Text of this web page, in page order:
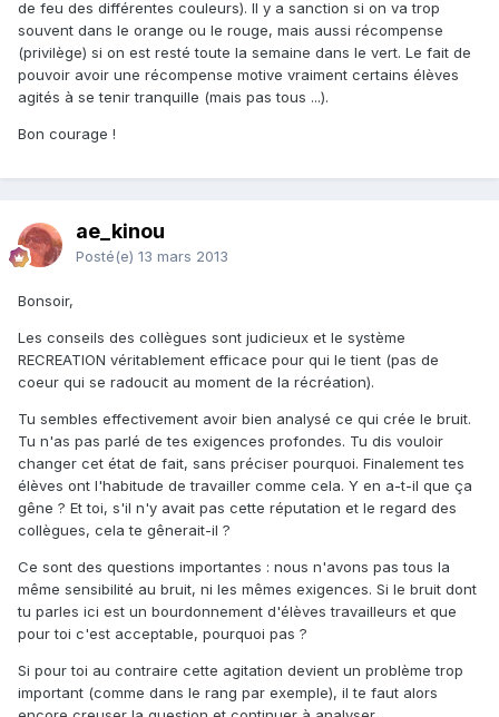
de feu des différentes couleurs). Il y a sanction si on va trop
souvent dans le orange ou le rouge, mais aussi récompense
(privilège) si on est resté toute la semaine dans le vert. Le fait de
pouvoir avoir une récompense motive vraiment certains élèves
agités à se tenir tranquille (mais pas tous ...).
Bon courage !
ae_kinou
Posté(e) 13 mars 2013
Bonsoir,
Les conseils des collègues sont judicieux et le système
RECREATION véritablement efficace pour qui le tient (pas de
coeur qui se radoucit au moment de la récréation).
Tu sembles effectivement avoir bien analysé ce qui crée le bruit.
Tu n'as pas parlé de tes exigences profondes. Tu dis vouloir
changer cet état de fait, sans préciser pourquoi. Finalement tes
élèves ont l'habitude de travailler comme cela. Y en a-t-il que ça
gêne ? Et toi, s'il n'y avait pas cette réputation et le regard des
collègues, cela te gênerait-il ?
Ce sont des questions importantes : nous n'avons pas tous la
même sensibilité au bruit, ni les mêmes exigences. Si le bruit dont
tu parles ici est un bourdonnement d'élèves travailleurs et que
pour toi c'est acceptable, pourquoi pas ?
Si pour toi au contraire cette agitation devient un problème trop
important (comme dans le rang par exemple), il te faut alors